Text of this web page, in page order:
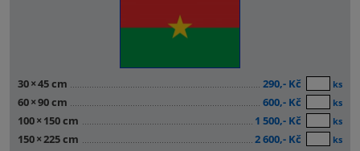
30×45 cm 290,- Kč ks
60×90 cm 600,- Kč ks
100× 150 cm 1 500,- Kč ks
150×225 cm 2 600,- Kč ks